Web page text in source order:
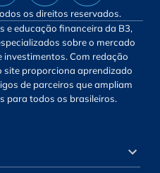
os direitos reservados.
e educação financeira da B3,
sobre o mercado
Com redação
site proporciona aprendizado
de parceiros que ampliam
para todos os brasileiros.